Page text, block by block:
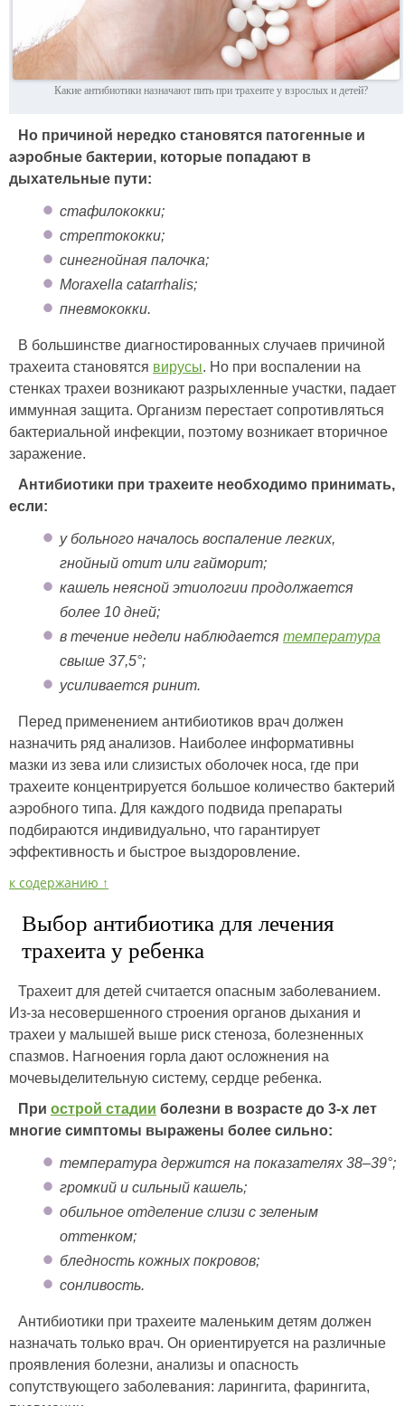
Какие антибиотики назначают пить при трахеите у взрослых и детей?
Но причиной нередко становятся патогенные и
аэробные бактерии, которые попадают в
дыхательные пути:
стафилококки;
стрептококки;
синегнойная палочка;
Moraxella catarrhalis;
пневмококки.
В большинстве диагностированных случаев причиной
трахеита становятся вирусы. Но при воспалении на
стенках трахеи возникают разрыхленные участки, падает
иммунная защита. Организм перестает сопротивляться
бактериальной инфекции, поэтому возникает вторичное
заражение.
Антибиотики при трахеите необходимо принимать,
если:
у больного началось воспаление легких,
гнойный отит или гайморит;
кашель неясной этиологии продолжается
более 10 дней;
в течение недели наблюдается температура
свыше 37,5°;
усиливается ринит.
Перед применением антибиотиков врач должен
назначить ряд анализов. Наиболее информативны
мазки из зева или слизистых оболочек носа, где при
трахеите концентрируется большое количество бактерий
аэробного типа. Для каждого подвида препараты
подбираются индивидуально, что гарантирует
эффективность и быстрое выздоровление.
к содержанию ↑
Выбор антибиотика для лечения
трахеита у ребенка
Трахеит для детей считается опасным заболеванием.
Из-за несовершенного строения органов дыхания и
трахеи у малышей выше риск стеноза, болезненных
спазмов. Нагноения горла дают осложнения на
мочевыделительную систему, сердце ребенка.
При острой стадии болезни в возрасте до 3-х лет
многие симптомы выражены более сильно:
температура держится на показателях 38–39°;
громкий и сильный кашель;
обильное отделение слизи с зеленым
оттенком;
бледность кожных покровов;
сонливость.
Антибиотики при трахеите маленьким детям должен
назначать только врач. Он ориентируется на различные
проявления болезни, анализы и опасность
сопутствующего заболевания: ларингита, фарингита,